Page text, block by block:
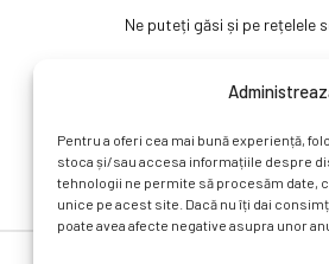
Pentru a oferi cea mai bună experiență,
stoca și/sau accesa informațiile despre
tehnologii ne permite să procesăm date,
unice pe acest site. Dacă nu îți dai
poate avea afecte negative asupra unor
Ne puteți găsi și pe rețelele